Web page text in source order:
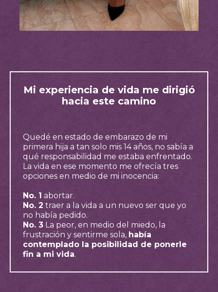
Mi experiencia de vida me dirigió
hacia este camino
Quedé en estado de embarazo de mi
primera hija a tan solo mis 14 años, no sabía a
qué responsabilidad me estaba enfrentado.
La vida en ese momento me ofrecía tres
opciones en medio de mi inocencia:
No. 1 abortar.
No. 2 traer a la vida a un nuevo ser que yo
no había pedido.
No. 3 La peor, en medio del miedo, la
frustración y sentirme sola, había
contemplado la posibilidad de ponerle
fin a mi vida.